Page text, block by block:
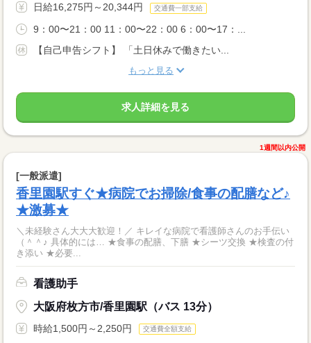
日給16,275円～20,344円 交通費一部支給
9：00〜21：00 11：00〜22：00 6：00〜17：...
【自己申告シフト】 「土日休みで働きたい...
もっと見る
求人詳細を見る
1週間以内公開
[一般派遣]
香里園駅すぐ★病院でお掃除/食事の配膳など♪
★激募★
＼未経験さん大大大歓迎！／ キレイな病院で看護師さんのお手伝い
（＾＾♪ 具体的には… ★食事の配膳、下膳 ★シーツ交換 ★検査の付
き添い ★必要...
看護助手
大阪府枚方市/香里園駅（バス 13分）
時給1,500円～2,250円 交通費全額支給